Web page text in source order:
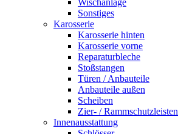
Sonstiges
Karosserie
Karosserie hinten
Karosserie vorne
Reparaturbleche
Stoßstangen
Türen / Anbauteile
Anbauteile außen
Scheiben
Zier- / Rammschutzleisten
Innenausstattung